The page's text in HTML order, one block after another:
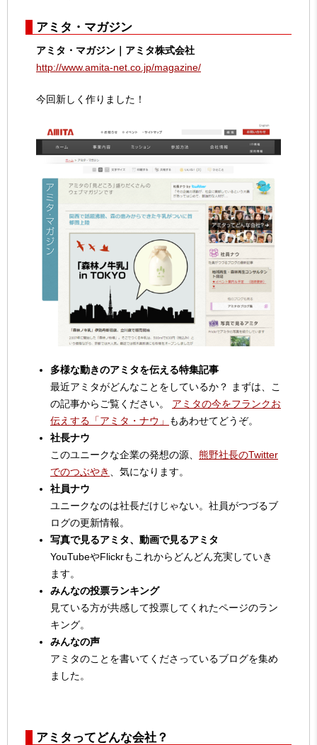
アミタ・マガジン
アミタ・マガジン｜アミタ株式会社
http://www.amita-net.co.jp/magazine/
今回新しく作りました！
多様な動きのアミタを伝える特集記事
最近アミタがどんなことをしているか？ まずは、こ
の記事からご覧ください。 アミタの今をフランクお
伝えする「アミタ・ナウ」
もあわせてどうぞ。
社長ナウ
このユニークな企業の発想の源、 熊野社長のTwitter
でのつぶやき 、気になります。
社員ナウ
ユニークなのは社長だけじゃない。社員がつづるブ
ログの更新情報。
写真で見るアミタ、動画で見るアミタ
YouTubeやFlickrもこれからどんどん充実していき
ます。
みんなの投票ランキング
見ている方が共感して投票してくれたページのラン
キング。
みんなの声
アミタのことを書いてくださっているブログを集め
ました。
アミタってどんな会社？